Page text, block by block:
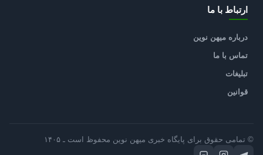
ارتباط با ما
درباره میهن نوین
تماس با ما
تبلیغات
قوانین
© تمامی حقوق برای پایگاه خبری میهن نوین محفوظ است ـ ۱۴۰۵